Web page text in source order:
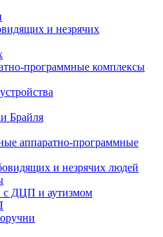
и незрячих
программные комплексы
Брайля
аппаратно-программные
и незрячих людей
с ДЦП и аутизмом